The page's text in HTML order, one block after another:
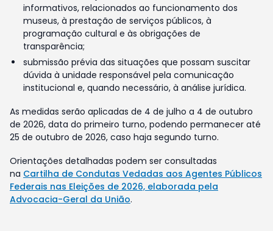
informativos, relacionados ao funcionamento dos
museus, à prestação de serviços públicos, à
programação cultural e às obrigações de
transparência;
submissão prévia das situações que possam suscitar
dúvida à unidade responsável pela comunicação
institucional e, quando necessário, à análise jurídica.
As medidas serão aplicadas de 4 de julho a 4 de outubro
de 2026, data do primeiro turno, podendo permanecer até
25 de outubro de 2026, caso haja segundo turno.
Orientações detalhadas podem ser consultadas
na Cartilha de Condutas Vedadas aos Agentes Públicos
Federais nas Eleições de 2026, elaborada pela
Advocacia-Geral da União.